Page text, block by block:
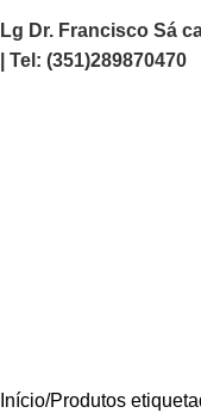
Lg Dr. Francisco Sá
| Tel: (351)289870470
Início Produtos